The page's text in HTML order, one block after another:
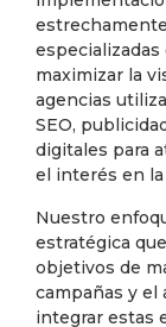
maximizar la
agencias
SEO,
digitales para
el interés en
Nuestro
estratégica
objetivos de
campañas y el
integrar estas